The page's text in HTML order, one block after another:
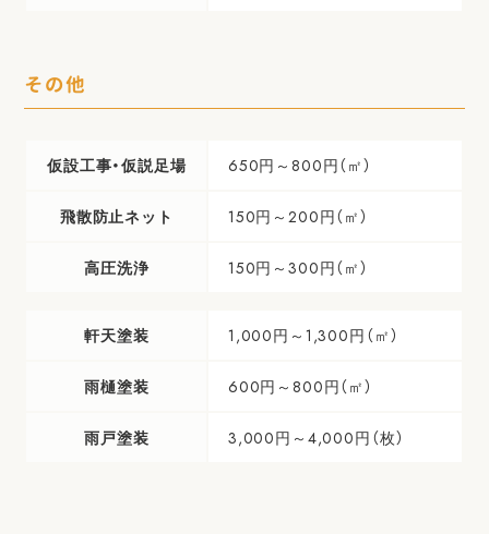
その他
仮設工事・仮説足場 650円～800円（㎡）
飛散防止ネット 150円～200円（㎡）
高圧洗浄 150円～300円（㎡）
軒天塗装 1,000円～1,300円（㎡）
雨樋塗装 600円～800円（㎡）
雨戸塗装 3,000円～4,000円（枚）